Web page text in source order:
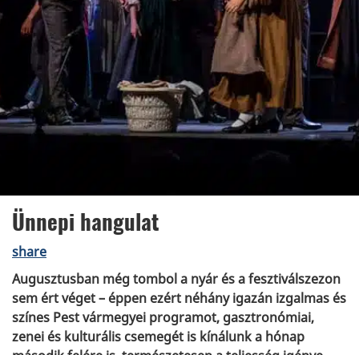
Ünnepi hangulat
share
Augusztusban még tombol a nyár és a fesztiválszezon
sem ért véget – éppen ezért néhány igazán izgalmas és
színes Pest vármegyei programot, gasztronómiai,
zenei és kulturális csemegét is kínálunk a hónap